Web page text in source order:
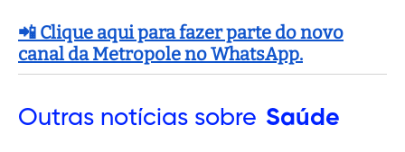
📲 Clique aqui para fazer parte do novo
canal da Metropole no WhatsApp.
Outras notícias sobre Saúde